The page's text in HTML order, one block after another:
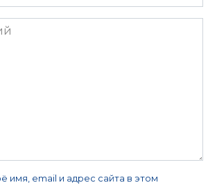
имя, email и адрес сайта в этом